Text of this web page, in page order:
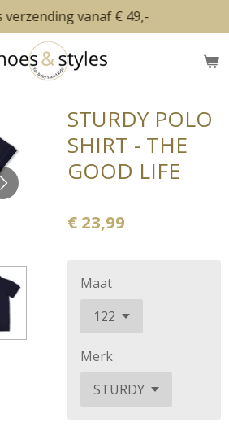
verzending vanaf € 49,-
STURDY POLO
SHIRT - THE
GOOD LIFE
€ 23,99
Maat
Merk